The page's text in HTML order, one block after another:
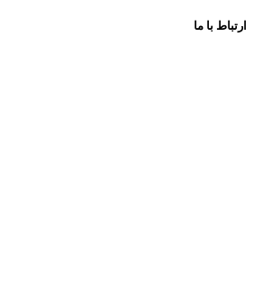
ارتباط با ما